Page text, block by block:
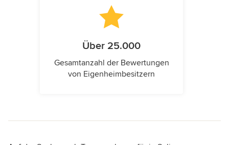
Über 25.000
Gesamtanzahl der Bewertungen
von Eigenheimbesitzern